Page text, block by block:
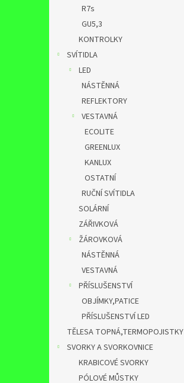
R7s
GU5,3
KONTROLKY
SVÍTIDLA
LED
NÁSTĚNNÁ
REFLEKTORY
VESTAVNÁ
ECOLITE
GREENLUX
KANLUX
OSTATNÍ
RUČNÍ SVÍTIDLA
SOLÁRNÍ
ZÁŘIVKOVÁ
ŽÁROVKOVÁ
NÁSTĚNNÁ
VESTAVNÁ
PŘÍSLUŠENSTVÍ
OBJÍMKY,PATICE
PŘÍSLUŠENSTVÍ LED
TĚLESA TOPNÁ,TERMOPOJISTKY
SVORKY A SVORKOVNICE
KRABICOVÉ SVORKY
PÓLOVÉ MŮSTKY